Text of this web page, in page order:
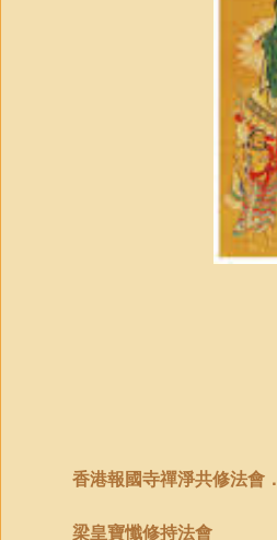
香港報國寺禪淨共修法會．
梁皇寶懺修持法會